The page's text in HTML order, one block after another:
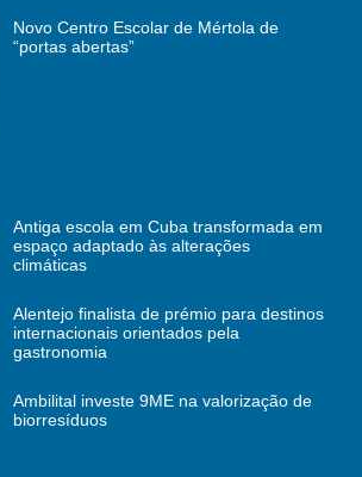
Novo Centro Escolar de Mértola de
“portas abertas”
Antiga escola em Cuba transformada em
espaço adaptado às alterações
climáticas
Alentejo finalista de prémio para destinos
internacionais orientados pela
gastronomia
Ambilital investe 9ME na valorização de
biorresíduos